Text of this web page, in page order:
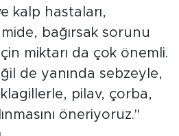
kalp hastaları,
mide, bağırsak sorunu
miktarı da çok önemli.
de yanında sebzeyle,
pilav, çorba,
öneriyoruz."